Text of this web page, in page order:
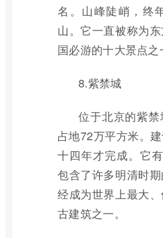
名。山峰陡峭，终
山。它一直被称为
国必游的十大景点之
8.紫禁城
位于北京的紫禁
占地72万平方米。
十四年才完成。它
包含了许多明清时
经成为世界上最大
古建筑之一。